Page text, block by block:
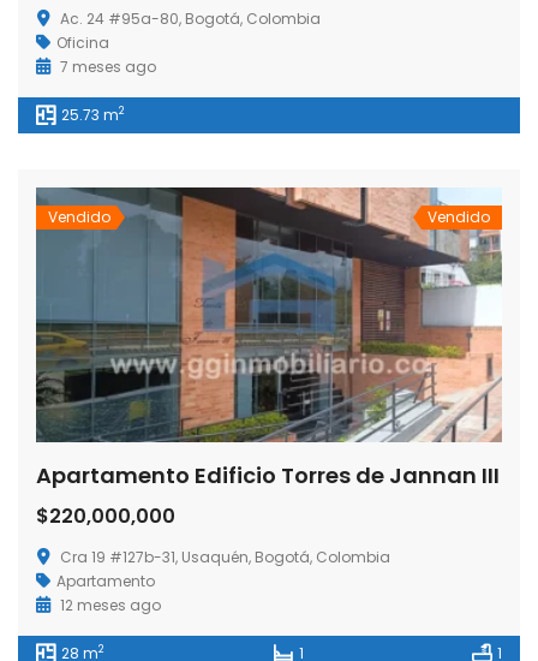
Ac. 24 #95a-80, Bogotá, Colombia
Oficina
7 meses ago
25.73 m2
Vendido Vendido
Apartamento Edificio Torres de Jannan III
$220,000,000
Cra 19 #127b-31, Usaquén, Bogotá, Colombia
Apartamento
12 meses ago
28 m2 1 1